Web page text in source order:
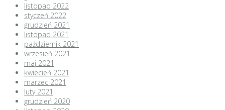
listopad 2022
styczeń 2022
grudzień 2021
listopad 2021
październik 2021
wrzesień 2021
maj 2021
kwiecień 2021
marzec 2021
luty 2021
grudzień 2020